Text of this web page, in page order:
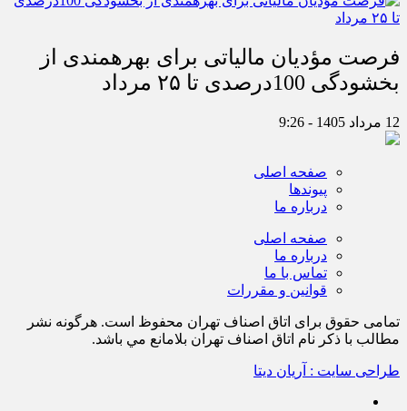
فرصت مؤدیان مالیاتی برای بهره‎مندی از
بخشودگی 100درصدی تا ۲۵ مرداد
12 مرداد 1405 - 9:26
صفحه اصلی
پیوندها
درباره ما
صفحه اصلی
درباره ما
تماس با ما
قوانین و مقررات
تمامی حقوق برای اتاق اصناف تهران محفوظ است. هرگونه نشر
مطالب با ذكر نام اتاق اصناف تهران بلامانع مي باشد.
طراحی سایت : آریان دیتا